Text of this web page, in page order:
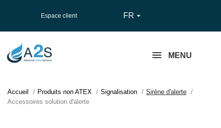
Espace client FR 
MENU
Accueil Produits non ATEX Signalisation
Sirène d'alerte
Accessoires solution d'alerte